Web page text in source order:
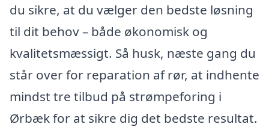
du sikre, at du vælger den bedste løsning
til dit behov – både økonomisk og
kvalitetsmæssigt. Så husk, næste gang du
står over for reparation af rør, at indhente
mindst tre tilbud på strømpeforing i
Ørbæk for at sikre dig det bedste resultat.